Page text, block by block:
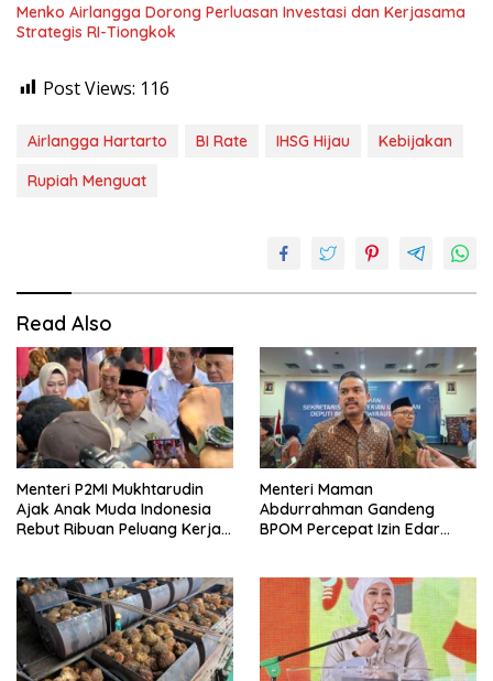
Menko Airlangga Dorong Perluasan Investasi dan Kerjasama
Strategis RI-Tiongkok
Post Views: 116
Airlangga Hartarto BI Rate IHSG Hijau
Kebijakan
Rupiah Menguat
Read Also
Menteri P2MI Mukhtarudin
Ajak Anak Muda Indonesia
Rebut Ribuan Peluang Kerja
Menteri Maman
Abdurrahman Gandeng
BPOM Percepat Izin Edar